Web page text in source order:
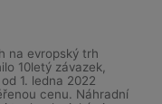
na evropský trh
10letý závazek,
1. ledna 2022
cenu. Náhradní